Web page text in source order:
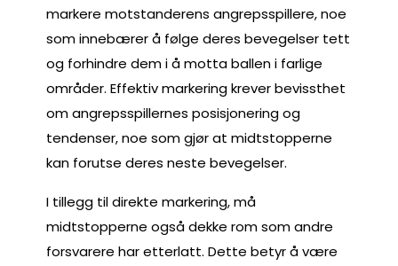
markere motstanderens angrepsspillere, noe
som innebærer å følge deres bevegelser tett
og forhindre dem i å motta ballen i farlige
områder. Effektiv markering krever bevissthet
om angrepsspillernes posisjonering og
tendenser, noe som gjør at midtstopperne
kan forutse deres neste bevegelser.
I tillegg til direkte markering, må
midtstopperne også dekke rom som andre
forsvarere har etterlatt. Dette betyr å være